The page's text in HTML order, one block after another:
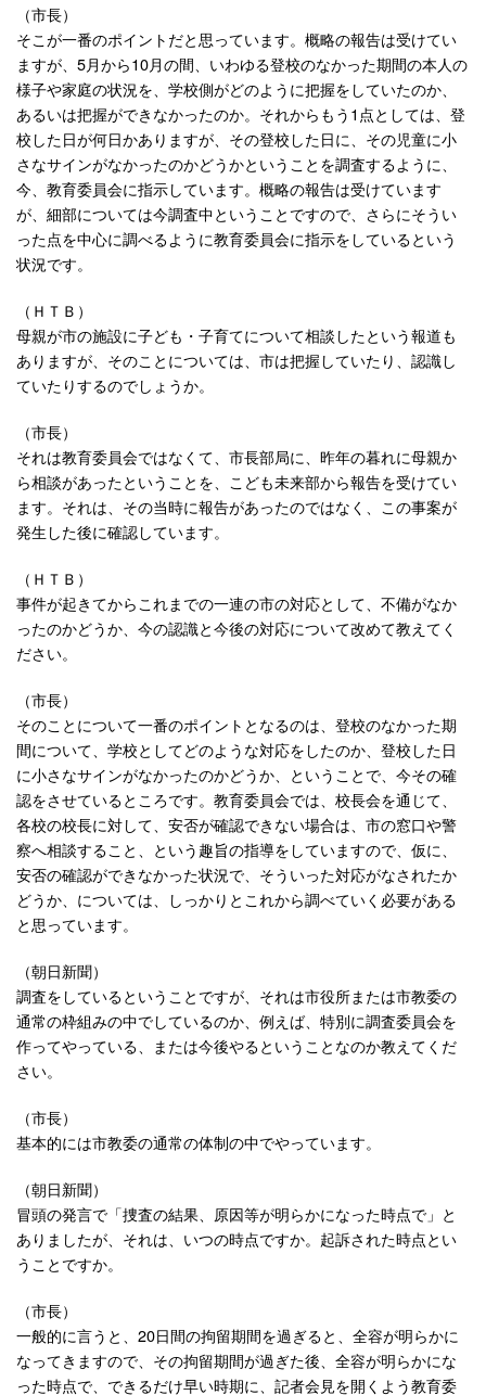
（市長）
そこが一番のポイントだと思っています。概略の報告は受けてい
ますが、5月から10月の間、いわゆる登校のなかった期間の本人の
様子や家庭の状況を、学校側がどのように把握をしていたのか、
あるいは把握ができなかったのか。それからもう1点としては、登
校した日が何日かありますが、その登校した日に、その児童に小
さなサインがなかったのかどうかということを調査するように、
今、教育委員会に指示しています。概略の報告は受けています
が、細部については今調査中ということですので、さらにそうい
った点を中心に調べるように教育委員会に指示をしているという
状況です。
（ＨＴＢ）
母親が市の施設に子ども・子育てについて相談したという報道も
ありますが、そのことについては、市は把握していたり、認識し
ていたりするのでしょうか。
（市長）
それは教育委員会ではなくて、市長部局に、昨年の暮れに母親か
ら相談があったということを、こども未来部から報告を受けてい
ます。それは、その当時に報告があったのではなく、この事案が
発生した後に確認しています。
（ＨＴＢ）
事件が起きてからこれまでの一連の市の対応として、不備がなか
ったのかどうか、今の認識と今後の対応について改めて教えてく
ださい。
（市長）
そのことについて一番のポイントとなるのは、登校のなかった期
間について、学校としてどのような対応をしたのか、登校した日
に小さなサインがなかったのかどうか、ということで、今その確
認をさせているところです。教育委員会では、校長会を通じて、
各校の校長に対して、安否が確認できない場合は、市の窓口や警
察へ相談すること、という趣旨の指導をしていますので、仮に、
安否の確認ができなかった状況で、そういった対応がなされたか
どうか、については、しっかりとこれから調べていく必要がある
と思っています。
（朝日新聞）
調査をしているということですが、それは市役所または市教委の
通常の枠組みの中でしているのか、例えば、特別に調査委員会を
作ってやっている、または今後やるということなのか教えてくだ
さい。
（市長）
基本的には市教委の通常の体制の中でやっています。
（朝日新聞）
冒頭の発言で「捜査の結果、原因等が明らかになった時点で」と
ありましたが、それは、いつの時点ですか。起訴された時点とい
うことですか。
（市長）
一般的に言うと、20日間の拘留期間を過ぎると、全容が明らかに
なってきますので、その拘留期間が過ぎた後、全容が明らかにな
った時点で、できるだけ早い時期に、記者会見を開くよう教育委